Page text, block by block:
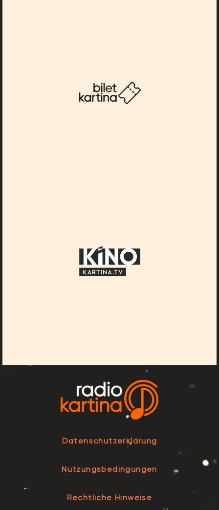
Datenschutzerklärung
Nutzungsbedingungen
Rechtliche Hinweise